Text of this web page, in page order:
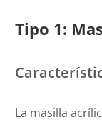
Tipo 1:
La masilla